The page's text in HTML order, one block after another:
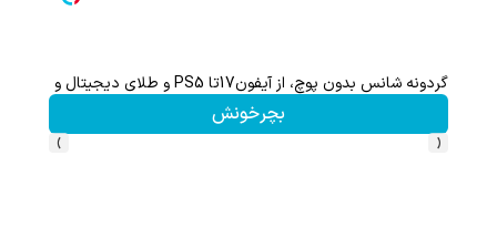
گردونه شانس بدون پوچ، از آیفون17تا PS5 و طلای دیجیتال و دلار🔥
بچرخونش
‹
›